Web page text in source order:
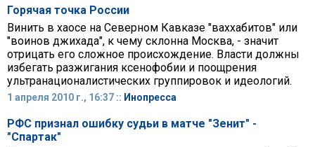
Горячая точка России
Винить в хаосе на Северном Кавказе "ваххабитов" или
"воинов джихада", к чему склонна Москва, - значит
отрицать его сложное происхождение. Власти должны
избегать разжигания ксенофобии и поощрения
ультранационалистических группировок и идеологий.
1 апреля 2010 г., 16:37 :: Инопресса
РФС признал ошибку судьи в матче "Зенит" -
"Спартак"